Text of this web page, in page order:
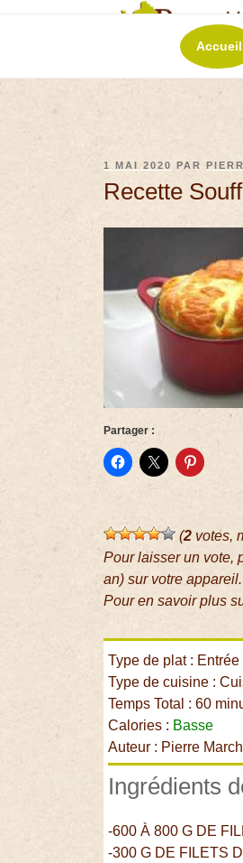
Accueil
1 MAI 2020 PAR
Recette
Partager :
(2 votes,
Pour laisser un vote,
an) sur votre appareil.
Pour en savoir plus
Type de plat : Entrée
Type de cuisine :
Temps Total : 60
Calories : Basse
Auteur : Pierre
Ingrédients
-600 À 800 G DE
-300 G DE FILETS